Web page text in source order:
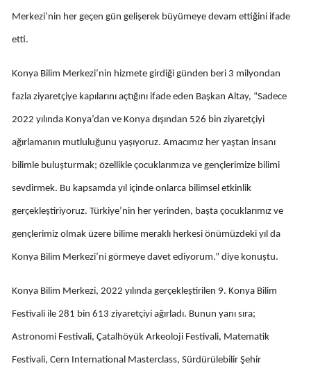
Gaziantep
Giresun
Gümüşhane
Hatay
Isparta
Mersin
İstanbul
İzmir
Merkezi’nin her geçen gün gelişerek büyümeye devam ettiğini ifade
etti.
Konya Bilim Merkezi’nin hizmete girdiği günden beri 3 milyondan
fazla ziyaretçiye kapılarını açtığını ifade eden Başkan Altay, “Sadece
2022 yılında Konya’dan ve Konya dışından 526 bin ziyaretçiyi
ağırlamanın mutluluğunu yaşıyoruz. Amacımız her yaştan insanı
bilimle buluşturmak; özellikle çocuklarımıza ve gençlerimize bilimi
sevdirmek. Bu kapsamda yıl içinde onlarca bilimsel etkinlik
gerçekleştiriyoruz. Türkiye’nin her yerinden, başta çocuklarımız ve
gençlerimiz olmak üzere bilime meraklı herkesi önümüzdeki yıl da
Konya Bilim Merkezi’ni görmeye davet ediyorum.” diye konuştu.
Konya Bilim Merkezi, 2022 yılında gerçekleştirilen 9. Konya Bilim
Festivali ile 281 bin 613 ziyaretçiyi ağırladı. Bunun yanı sıra;
Astronomi Festivali, Çatalhöyük Arkeoloji Festivali, Matematik
Festivali, Cern International Masterclass, Sürdürülebilir Şehir